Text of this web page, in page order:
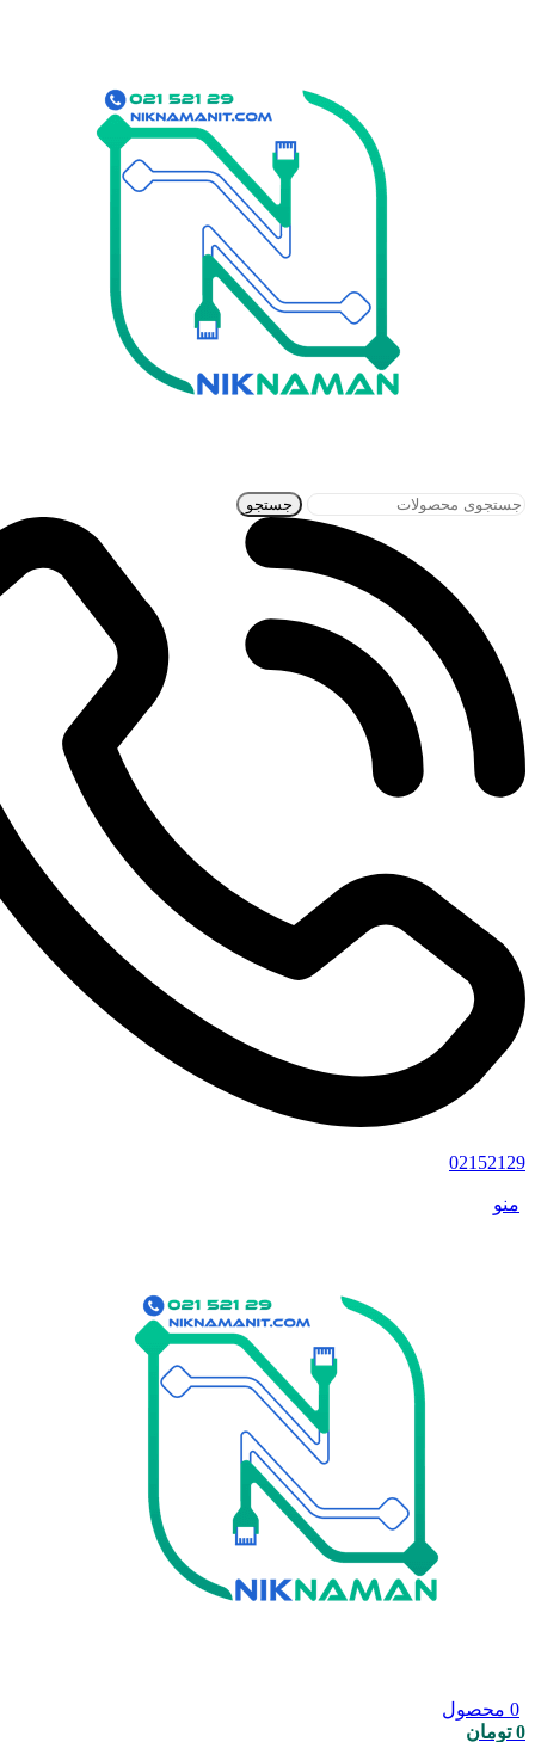
جستجو
02152129
منو
0 محصول
0 تومان